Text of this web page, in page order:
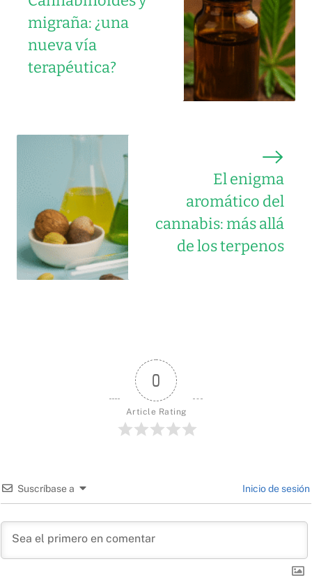
migraña: ¿una
nueva vía
terapéutica?
El enigma
aromático del
cannabis: más allá
de los terpenos
0
Article Rating
Suscríbase a Inicio de sesión